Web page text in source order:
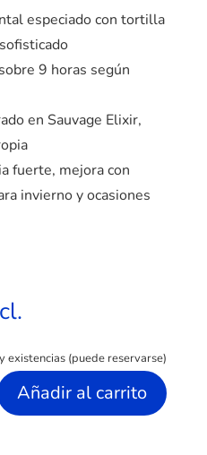
especiado con tortilla
9 horas según
en Sauvage Elixir,
fuerte, mejora con
invierno y ocasiones
existencias (puede reservarse)
Añadir al carrito